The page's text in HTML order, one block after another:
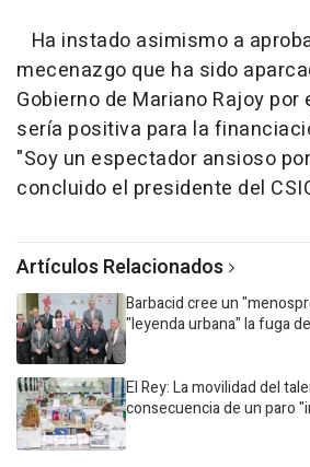
Ha instado asimismo a
mecenazgo que ha sido
Gobierno de Mariano Rajoy por
sería positiva para la
"Soy un espectador ansioso
concluido el presidente del
Artículos Relacionados
Barbacid cree un
"leyenda urbana" la fuga
El Rey: La movilidad del
consecuencia de un paro